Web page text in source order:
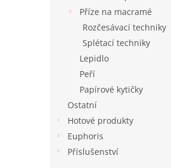
Příze na macramé
Rozčesávací techniky
Splétací techniky
Lepidlo
Peří
Papírové kytičky
Ostatní
Hotové produkty
Euphoris
Příslušenství